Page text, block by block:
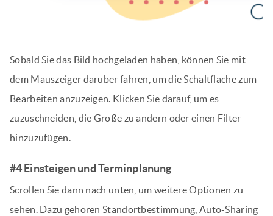
Sobald Sie das Bild hochgeladen haben, können Sie mit
dem Mauszeiger darüber fahren, um die Schaltfläche zum
Bearbeiten anzuzeigen. Klicken Sie darauf, um es
zuzuschneiden, die Größe zu ändern oder einen Filter
hinzuzufügen.
#4 Einsteigen und Terminplanung
Scrollen Sie dann nach unten, um weitere Optionen zu
sehen. Dazu gehören Standortbestimmung, Auto-Sharing